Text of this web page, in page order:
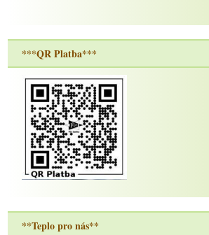
***QR Platba***
**Teplo pro nás**